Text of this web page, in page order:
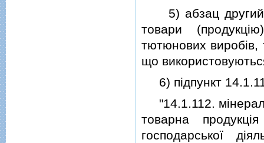
5) абзац другий
товари
тютюнових виробiв,
що
6) пiдпункт
"14.1.112.
товарна
господарської